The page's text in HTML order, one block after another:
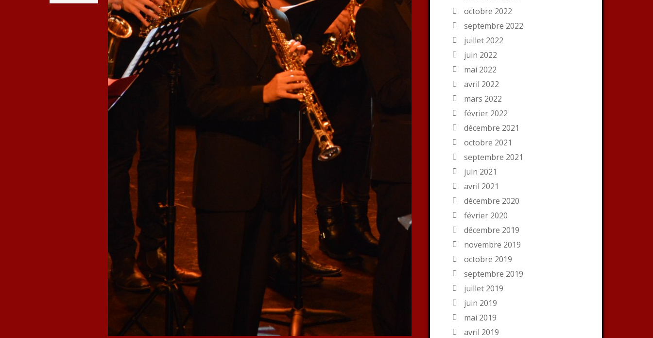
octobre 2022
septembre 2022
juillet 2022
juin 2022
mai 2022
avril 2022
mars 2022
février 2022
décembre 2021
octobre 2021
septembre 2021
juin 2021
avril 2021
décembre 2020
février 2020
décembre 2019
novembre 2019
octobre 2019
septembre 2019
juillet 2019
juin 2019
mai 2019
avril 2019